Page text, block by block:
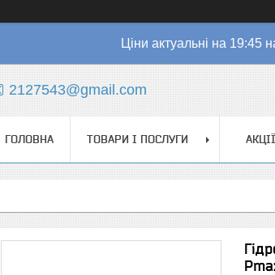
Ціни актуальні на
2127543@gmail.com
ГОЛОВНА ТОВАРИ І ПОСЛУГИ АКЦІЇ